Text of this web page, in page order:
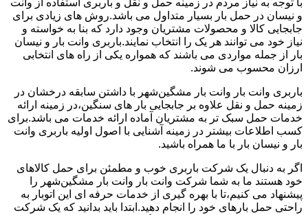
با توجه به نیاز مردم در زمینه حمل و نقل و باربری استفاده از وانت
و نیسان در حمل بار بسیار متداول می باشد.روش های زیادی برای
جابجایی کالا و محصولات مشتریان وجود دارد که بنا به خواسته و
نیاز خود می توانند هر یک را انتخاب نمایند.باربری وانت بار و نیسان
بار از جمله مواردی می باشند که همواره یکی از راه های انتخابی
ارزان محسوب می شوند.
باربری وانت بار وانت بار مشگین‌شهر با داشتن سابقه درخشان در
زمینه حمل و نقل علاوه بر جابجایی بار های سنگین،در زمینه ارائه
خدمات حمل سبک تر به مشتریان آماده ارائه خدمات می باشد.برای
کسب اطلاعات بیشتر در زمینه آشنایی با اصول اولیه باربری وانت
بار و نیسان بار با ما همراه باشید.
اگر به دنبال یک شرکت باربری خوب و مطمئن برای حمل کالاهای
خود هستند ما به شما شرکت وانت بار وانت بار مشگین‌شهر را
پیشنهاد می کنیم،تا با بهره گیری از خدمات حرفه ای این اتوبار به
راحتی حمل بارهای خود را انجام دهید.ابتدا باید بدانید که یک شرکت